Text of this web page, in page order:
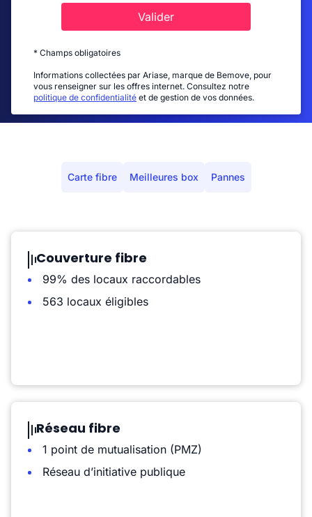
Valider
* Champs obligatoires
Informations collectées par Ariase, marque de Bemove, pour
vous renseigner sur les offres internet. Consultez notre
politique de confidentialité et de gestion de vos données.
Carte fibre Meilleures box Pannes
Couverture fibre
99% des locaux raccordables
563 locaux éligibles
Réseau fibre
1 point de mutualisation (PMZ)
Réseau d’initiative publique